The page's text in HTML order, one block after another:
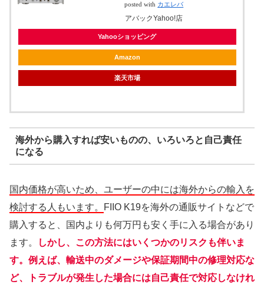
posted with カエレバ
アバックYahoo!店
Yahooショッピング
Amazon
楽天市場
海外から購入すれば安いものの、いろいろと自己責任
になる
国内価格が高いため、ユーザーの中には海外からの輸入を
検討する人もいます。
FIIO K19を海外の通販サイトなどで
購入すると、国内よりも何万円も安く手に入る場合があり
ます。
しかし、この方法にはいくつかのリスクも伴いま
す。例えば、輸送中のダメージや保証期間中の修理対応な
ど、トラブルが発生した場合には自己責任で対応しなけれ